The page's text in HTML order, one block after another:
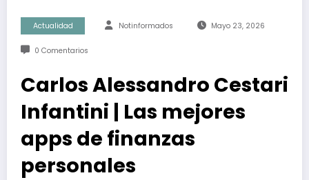
Actualidad Notinformados Mayo 23, 2026
0 Comentarios
Carlos Alessandro Cestari
Infantini | Las mejores
apps de finanzas
personales